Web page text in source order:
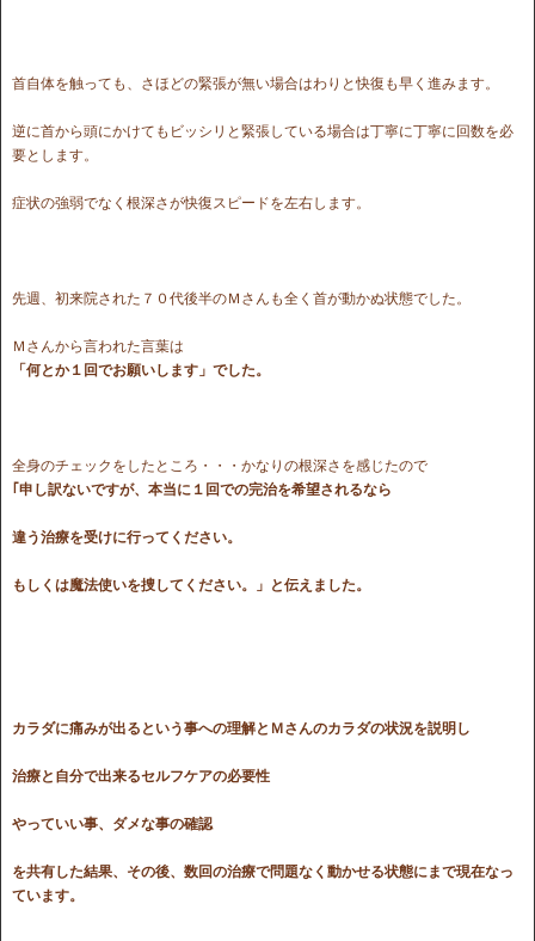
首自体を触っても、さほどの緊張が無い場合はわりと快復も早く進みます。
逆に首から頭にかけてもビッシリと緊張している場合は丁寧に丁寧に回数を必
要とします。
症状の強弱でなく根深さが快復スピードを左右します。
先週、初来院された７０代後半のＭさんも全く首が動かぬ状態でした。
Ｍさんから言われた言葉は
「何とか１回でお願いします」でした。
全身のチェックをしたところ・・・かなりの根深さを感じたので
｢申し訳ないですが、本当に１回での完治を希望されるなら
違う治療を受けに行ってください。
もしくは魔法使いを捜してください。」と伝えました。
カラダに痛みが出るという事への理解とＭさんのカラダの状況を説明し
治療と自分で出来るセルフケアの必要性
やっていい事、ダメな事の確認
を共有した結果、その後、数回の治療で問題なく動かせる状態にまで現在なっ
ています。